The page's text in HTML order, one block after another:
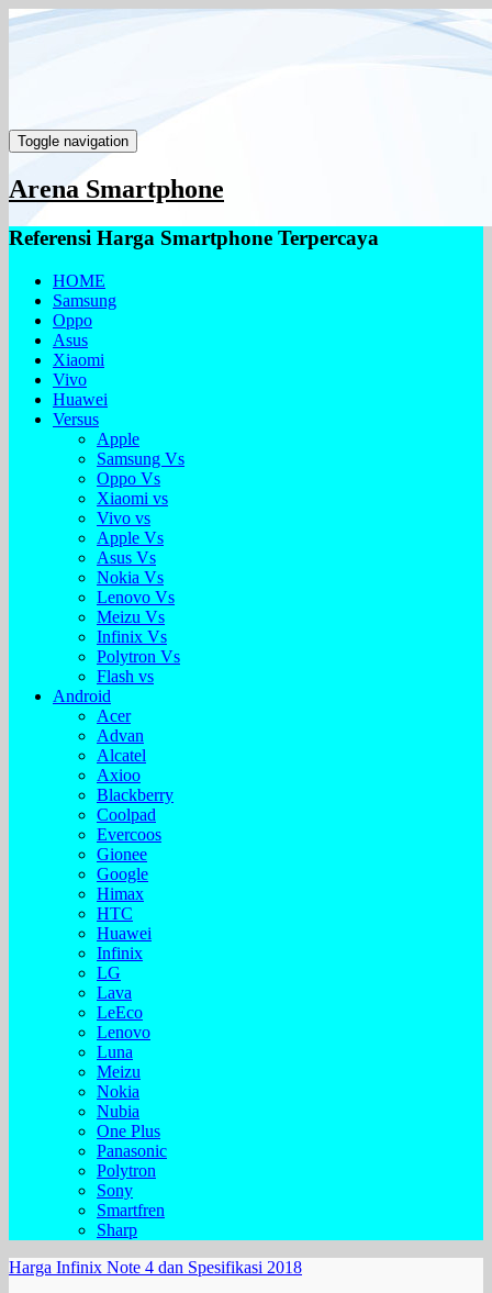
Toggle navigation
Arena Smartphone
Referensi Harga Smartphone Terpercaya
HOME
Samsung
Oppo
Asus
Xiaomi
Vivo
Huawei
Versus
Apple
Samsung Vs
Oppo Vs
Xiaomi vs
Vivo vs
Apple Vs
Asus Vs
Nokia Vs
Lenovo Vs
Meizu Vs
Infinix Vs
Polytron Vs
Flash vs
Android
Acer
Advan
Alcatel
Axioo
Blackberry
Coolpad
Evercoos
Gionee
Google
Himax
HTC
Huawei
Infinix
LG
Lava
LeEco
Lenovo
Luna
Meizu
Nokia
Nubia
One Plus
Panasonic
Polytron
Sony
Smartfren
Sharp
Harga Infinix Note 4 dan Spesifikasi 2018